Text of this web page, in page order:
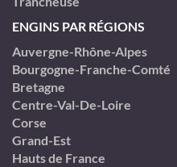
ENGINS PAR RÉGIONS
Auvergne-Rhône-Alpes
Bourgogne-Franche-Comté
Bretagne
Centre-Val-De-Loire
Corse
Grand-Est
Hauts de France